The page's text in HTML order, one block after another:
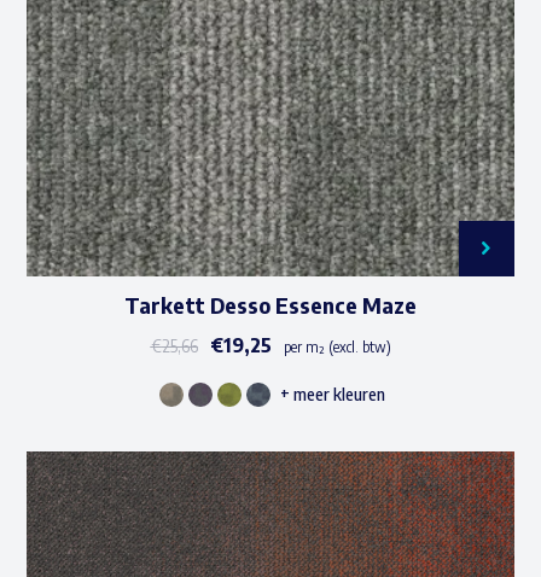
gekozen
worden
op
de
productpagina
Tarkett Desso Essence Maze
€25,66 €19,25 per m² (excl. btw)
Dit
heeft
meerdere
variaties.
+ meer kleuren